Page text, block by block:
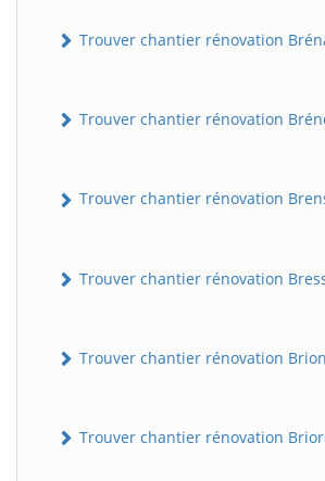
Trouver chantier rénovation
Trouver chantier rénovation
Trouver chantier rénovation
Trouver chantier rénovation
Trouver chantier rénovation Brion
Trouver chantier rénovation